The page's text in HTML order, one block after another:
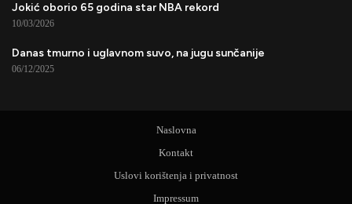
Jokić oborio 65 godina star NBA rekord
10/03/2026
Danas tmurno i uglavnom suvo, na jugu sunčanije
06/12/2025
Naslovna
Kontakt
Uslovi korištenja i privatnost
Impressum